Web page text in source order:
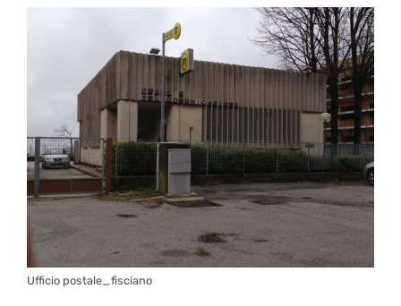
Ufficio postale_fisciano